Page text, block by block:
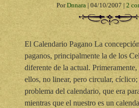
PorDnnara | 04/10/2007 | 2
El Calendario Pagano La
paganos, principalmente la de los
diferente de la actual.
ellos, no linear, pero circular,
problema del calendario, que era
mientras que el nuestro es un